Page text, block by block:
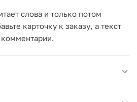
слова и только потом
карточку к заказу, а текст